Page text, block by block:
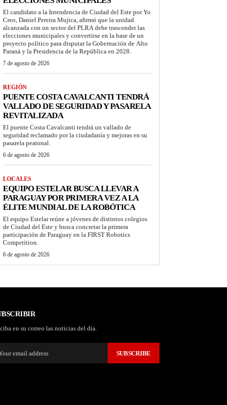
El candidato a la Intendencia de Ciudad del Este por Yo
Creo, Daniel Pereira Mujica, afirmó que la unidad
alcanzada con un sector del PLRA debe trascender las
elecciones municipales y convertirse en la base de un
proyecto político para disputar la Gobernación de Alto
Paraná y la Presidencia de la República en 2028.
7 de agosto de 2026
REGIÓN
PUENTE COSTA CAVALCANTI TENDRÁ
VALLADO DE SEGURIDAD Y PASARELA
REVITALIZADA
El puente Costa Cavalcanti tendrá un vallado de
seguridad reclamado por la ciudadanía y mejoras en su
pasarela peatonal.
6 de agosto de 2026
LOCALES
EQUIPO ESTELAR BUSCA LLEVAR A
PARAGUAY POR PRIMERA VEZ A LA
ÉLITE MUNDIAL DE LA ROBÓTICA
El equipo Estelar reúne a jóvenes de distintos colegios
de Ciudad del Este y busca concretar la primera
participación de Paraguay en la FIRST Robotics
Competition.
6 de agosto de 2026
en su correo las noticias del día.
SUBSCRIBE